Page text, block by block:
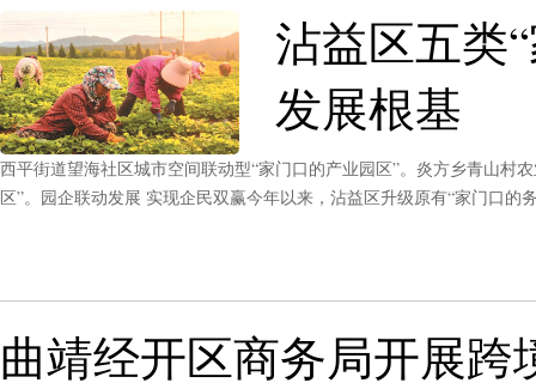
沾益区五类
发展根基
西平街道望海社区城市空间联动型“家门口的产业园区”。炎方乡青山村
区”。园企联动发展 实现企民双赢今年以来，沾益区升级原有“家门口
曲靖经开区商务局开展跨